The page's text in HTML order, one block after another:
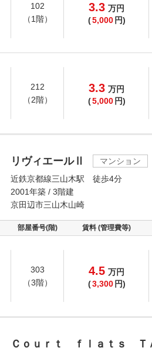
102
（1階）
3.3 万円
(5,000 円)
212
（2階）
3.3 万円
(5,000 円)
リヴィエールⅡ
マンション
近鉄京都線三山木駅 徒歩4分
2001年築 / 3階建
京田辺市三山木山崎
部屋番号(階) 賃料 (管理費等)
303
（3階）
4.5 万円
(3,300 円)
Ｃｏｕｒｔ ｆｌａｔｓ Ｔ